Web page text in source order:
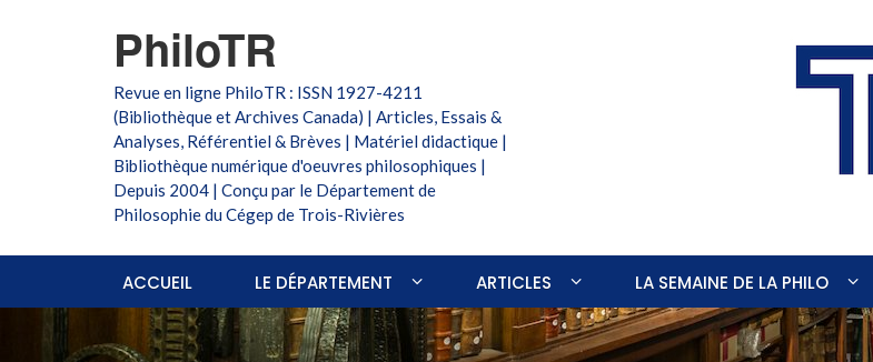
PhiloTR
Revue en ligne PhiloTR : ISSN 1927-4211
(Bibliothèque et Archives Canada) | Articles, Essais &
Analyses, Référentiel & Brèves | Matériel didactique |
Bibliothèque numérique d'oeuvres philosophiques |
Depuis 2004 | Conçu par le Département de
Philosophie du Cégep de Trois-Rivières
ACCUEIL LE DÉPARTEMENT ARTICLES LA SEMAINE DE LA PHILO